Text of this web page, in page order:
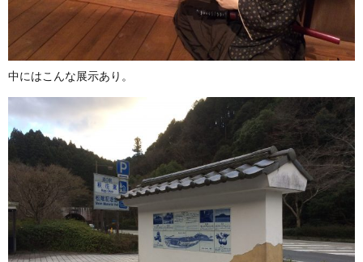
中にはこんな展示あり。